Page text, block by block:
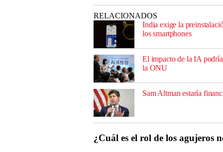
RELACIONADOS
India exige la
los smartphones
El impacto de la IA
la ONU
Sam Altman estaría
¿Cuál es el rol de los agujeros